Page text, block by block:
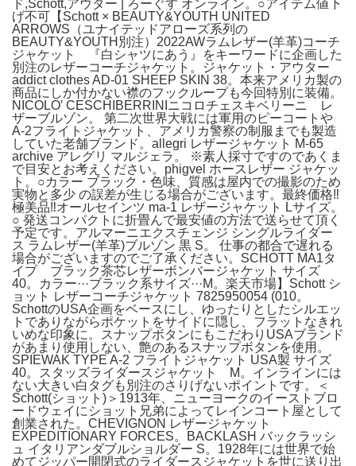
ド,Schott,アウター | ろーぐす オンライン。○アイテム値下
げ不可【Schott × BEAUTY&YOUTH UNITED
ARROWS（ユナイテッドアローズ系列の
BEAUTY&YOUTH別注）2022AWラムレザー(羊革)コーチ
ジャケット 『白シャツにあう』をキーワードに企画した
別注のレザーコーチジャケット。ジャケット・アウター
addict clothes AD-01 SHEEP SKIN 38。本来アメリカ製の
商品にしか付かない襟のフックループも今回特別に装備。
NICOLO′ CESCHIBERRINIニコロチェスキベリーニ レ
ザーブルゾン。 第二次世界大戦には軍用のピーコートや
A-2フライトジャケット、アメリカ警察の制服までも製造
していた老舗ブランド。allegri レザージャケット M-65
archive アレグリ マルジェラ。 ※素人採寸ですのであくま
で目安とお考えください。phigvel ホースレザー ジャケッ
ト。○カラー ブラック・色味、質感は屋内での撮影のため
実物と多少 の誤差が生じる場合がございます。最終価格‼️
極美品‼️オールセインツ ma-1 レザージャケット Lサイズ。
○ 発送コンパクトに折畳んで最安値の方法で送らせて頂く
予定です。アルマーニエクスチェンジ シングルライダー
ス ラムレザー(羊革)ブルゾン 黒 S。 仕事の都合で遅れる
場合がございますのでご了承ください。SCHOTT MA1タ
イプ ブラック茶芯レザーボンバージャケット サイズ
40。カラー···ブラック系サイズ···M。楽天市場】Schott シ
ョット レザーコーチジャケット 7825950054 (010。
SchottのUSA企画をベースにし、ゆったりとしたシルエッ
トでありながらポケットをサイドに隠し、フラットなきれ
いめな印象に。スナップボタンにもこだわりUSAブランド
があまり使用しない、艶のあるスナップボタンを使用。
SPIEWAK TYPE A-2 フライトジャケット USA製 サイズ
40。スタッズライダースジャケット M。インラインには
ない大きい白タグも別注のさりげないポイントです。＜
Schott(ショット)＞1913年、ニューヨークのイーストブロ
ードウェイにショット兄弟によってレインコート屋として
創業された。CHEVIGNON レザージャケット
EXPEDITIONARY FORCES。BACKLASH バックラッシ
ュ イタリアンダブルショルダー S。1928年には世界で始
めてジッパー開閉式のライダースジャケットを世に送り出